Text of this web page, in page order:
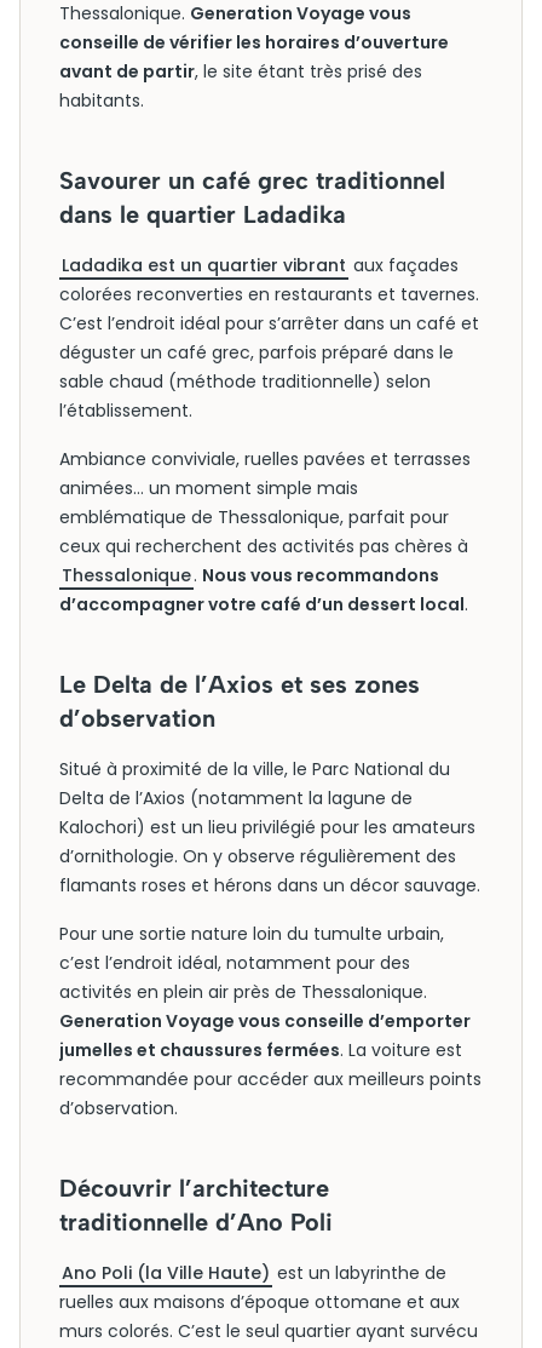
Thessalonique. Generation Voyage vous
conseille de vérifier les horaires d’ouverture
avant de partir, le site étant très prisé des
habitants.
Savourer un café grec traditionnel
dans le quartier Ladadika
Ladadika est un quartier vibrant aux façades
colorées reconverties en restaurants et tavernes.
C’est l’endroit idéal pour s’arrêter dans un café et
déguster un café grec, parfois préparé dans le
sable chaud (méthode traditionnelle) selon
l’établissement.
Ambiance conviviale, ruelles pavées et terrasses
animées… un moment simple mais
emblématique de Thessalonique, parfait pour
ceux qui recherchent des activités pas chères à
Thessalonique. Nous vous recommandons
d’accompagner votre café d’un dessert local.
Le Delta de l’Axios et ses zones
d’observation
Situé à proximité de la ville, le Parc National du
Delta de l’Axios (notamment la lagune de
Kalochori) est un lieu privilégié pour les amateurs
d’ornithologie. On y observe régulièrement des
flamants roses et hérons dans un décor sauvage.
Pour une sortie nature loin du tumulte urbain,
c’est l’endroit idéal, notamment pour des
activités en plein air près de Thessalonique.
Generation Voyage vous conseille d’emporter
jumelles et chaussures fermées. La voiture est
recommandée pour accéder aux meilleurs points
d’observation.
Découvrir l’architecture
traditionnelle d’Ano Poli
Ano Poli (la Ville Haute) est un labyrinthe de
ruelles aux maisons d’époque ottomane et aux
murs colorés. C’est le seul quartier ayant survécu